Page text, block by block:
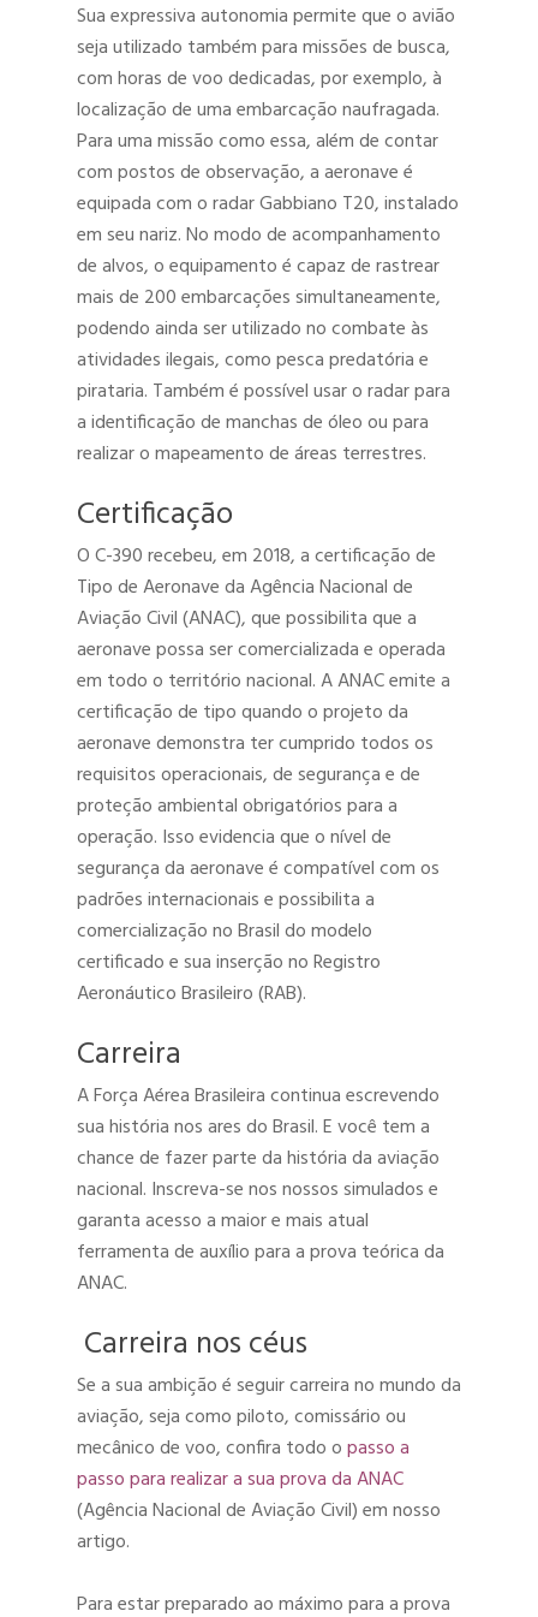
Sua expressiva autonomia permite que o avião
seja utilizado também para missões de busca,
com horas de voo dedicadas, por exemplo, à
localização de uma embarcação naufragada.
Para uma missão como essa, além de contar
com postos de observação, a aeronave é
equipada com o radar Gabbiano T20, instalado
em seu nariz. No modo de acompanhamento
de alvos, o equipamento é capaz de rastrear
mais de 200 embarcações simultaneamente,
podendo ainda ser utilizado no combate às
atividades ilegais, como pesca predatória e
pirataria. Também é possível usar o radar para
a identificação de manchas de óleo ou para
realizar o mapeamento de áreas terrestres.
Certificação
O C-390 recebeu, em 2018, a certificação de
Tipo de Aeronave da Agência Nacional de
Aviação Civil (ANAC), que possibilita que a
aeronave possa ser comercializada e operada
em todo o território nacional. A ANAC emite a
certificação de tipo quando o projeto da
aeronave demonstra ter cumprido todos os
requisitos operacionais, de segurança e de
proteção ambiental obrigatórios para a
operação. Isso evidencia que o nível de
segurança da aeronave é compatível com os
padrões internacionais e possibilita a
comercialização no Brasil do modelo
certificado e sua inserção no Registro
Aeronáutico Brasileiro (RAB).
Carreira
A Força Aérea Brasileira continua escrevendo
sua história nos ares do Brasil. E você tem a
chance de fazer parte da história da aviação
nacional. Inscreva-se nos nossos simulados e
garanta acesso a maior e mais atual
ferramenta de auxílio para a prova teórica da
ANAC.
Carreira nos céus
Se a sua ambição é seguir carreira no mundo da
aviação, seja como piloto, comissário ou
mecânico de voo, confira todo opasso a
passo para realizar a sua prova da ANAC
(Agência Nacional de Aviação Civil) em nosso
artigo.
Para estar preparado ao máximo para a prova